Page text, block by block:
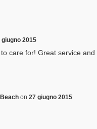
giugno 2015
care for! Great service and
on 27 giugno 2015